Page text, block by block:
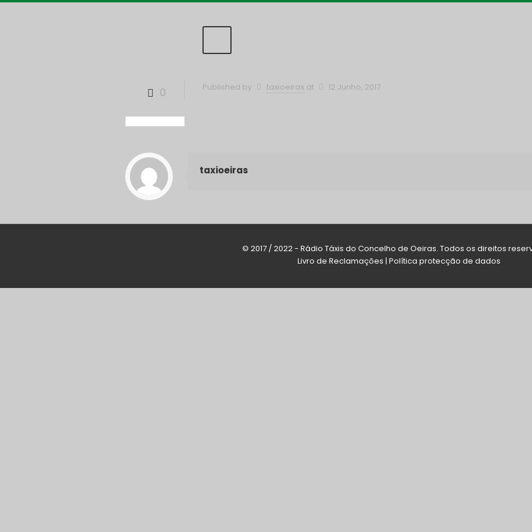
0 Published by taxioeiras at 12 Junho, 2017
taxioeiras
© 2017 / 2022 - Rádio Táxis do Concelho de Oeiras. Todos os direitos
Livro de Reclamações | Política protecção de dados